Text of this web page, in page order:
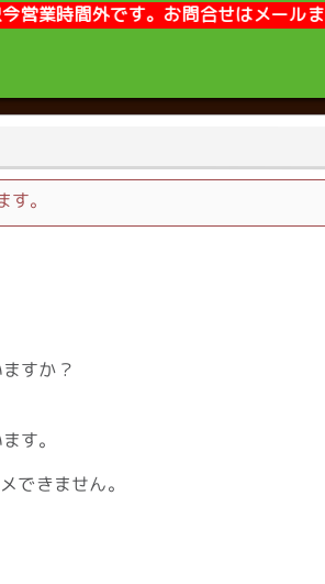
はメールまたはLINEが便利です。【
。
すか？
す。
できません。